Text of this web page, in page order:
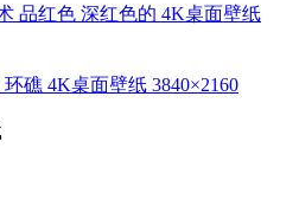
品红色 深红色的 4K桌面壁纸
礁 4K桌面壁纸 3840×2160